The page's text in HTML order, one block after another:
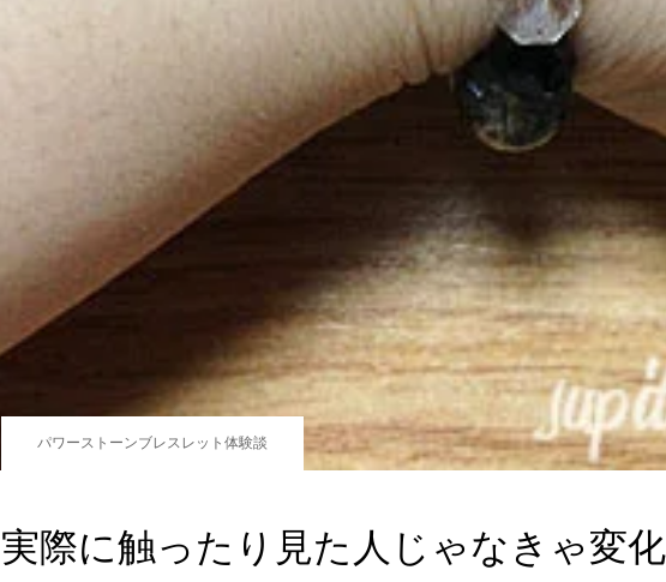
パワーストーンブレスレット体験談
実際に触ったり見た人じゃなきゃ変